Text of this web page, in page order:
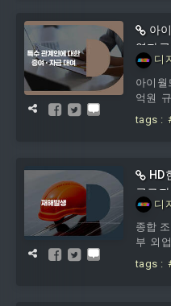
아
영자
디
아이
억원
했다
상대
은 190
용된
즈의
사회
이사
되지
인을
tags :
HD
근로
임 사고
디
종합
부 외
중대재
시에
tags :